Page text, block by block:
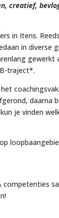
creatief,
in Itens.
in diverse
gewerkt
traject*.
coachingsvak.
daarna
je vinden